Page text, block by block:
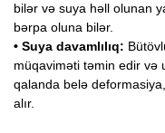
bilər və suya həll olunan
bərpa oluna bilər.
• Suya davamlılıq:
müqaviməti təmin edir və
qalanda belə deformasiya,
alır.